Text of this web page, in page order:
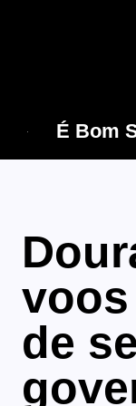
É Bom
de